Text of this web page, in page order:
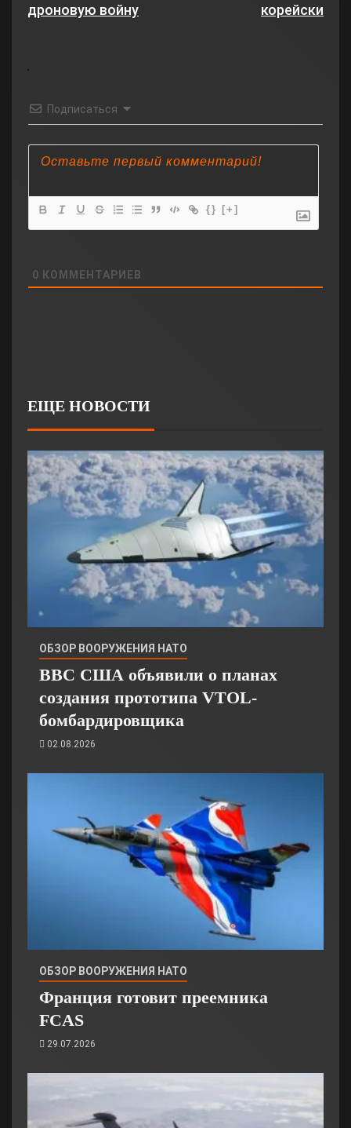
дроновую войну
корейски
Подписаться
{} [+]
0 КОММЕНТАРИЕВ
ЕЩЕ НОВОСТИ
ОБЗОР ВООРУЖЕНИЯ НАТО
ВВС США объявили о планах
создания прототипа VTOL-
бомбардировщика
02.08.2026
ОБЗОР ВООРУЖЕНИЯ НАТО
Франция готовит преемника
FCAS
29.07.2026